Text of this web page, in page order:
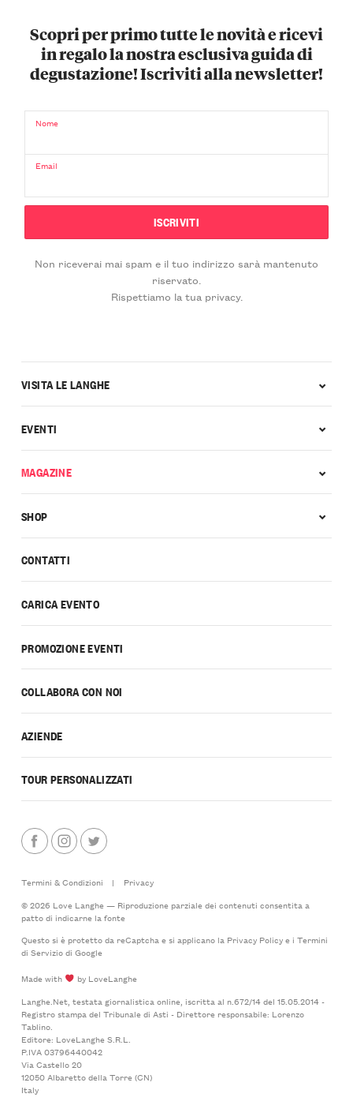
Scopri per primo tutte le novità e ricevi
in regalo la nostra esclusiva guida di
degustazione! Iscriviti alla newsletter!
Nome
Email
Non riceverai mai spam e il tuo indirizzo sarà mantenuto
riservato.
Rispettiamo la tua privacy.
CONTATTI
CARICA EVENTO
PROMOZIONE EVENTI
COLLABORA CON NOI
AZIENDE
TOUR PERSONALIZZATI
VISITA LE LANGHE
EVENTI
MAGAZINE
SHOP
Termini & Condizioni |
Privacy
© 2026 Love Langhe — Riproduzione parziale dei contenuti consentita a
patto di indicarne la fonte
Questo si è protetto da reCaptcha e si applicano la Privacy Policye i Termini
di Serviziodi Google
Made with
by LoveLanghe
Langhe.Net, testata giornalistica online, iscritta al n.672/14 del 15.05.2014 -
Registro stampa del Tribunale di Asti - Direttore responsabile: Lorenzo
Tablino.
Editore: LoveLanghe S.R.L.
P.IVA 03796440042
Via Castello 20
12050 Albaretto della Torre (CN)
Italy